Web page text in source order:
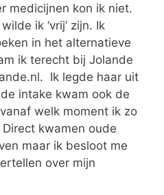
medicijnen kon ik niet.
ik ‘vrij’ zijn. Ik
in het alternatieve
ik terecht bij Jolande
Ik legde haar uit
intake kwam ook de
welk moment ik zo
kwamen oude
maar ik besloot me
over mijn